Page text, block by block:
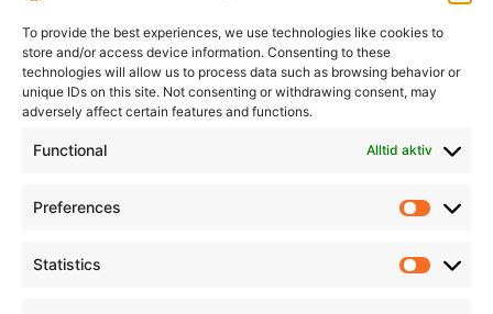
To provide the best experiences, we use technologies like cookies to
store and/or access device information. Consenting to these
technologies will allow us to process data such as browsing behavior or
unique IDs on this site. Not consenting or withdrawing consent, may
adversely affect certain features and functions.
Functional Alltid aktiv
Preferences
Statistics
Informasjon